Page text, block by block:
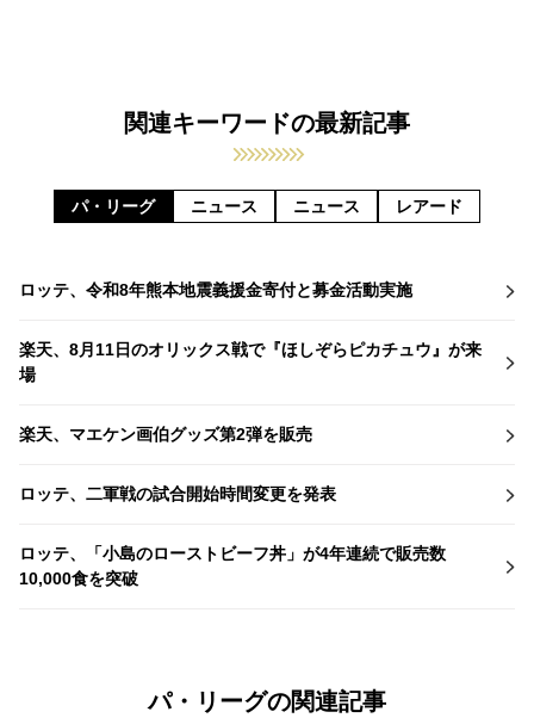
関連キーワードの最新記事
パ・リーグ ニュース ニュース レアード
ロッテ、令和8年熊本地震義援金寄付と募金活動実施
楽天、8月11日のオリックス戦で『ほしぞらピカチュウ』が来
場
楽天、マエケン画伯グッズ第2弾を販売
ロッテ、二軍戦の試合開始時間変更を発表
ロッテ、「小島のローストビーフ丼」が4年連続で販売数
10,000食を突破
パ・リーグの関連記事